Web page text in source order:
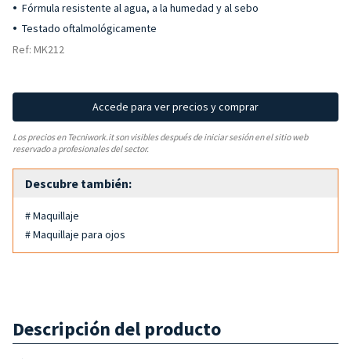
Fórmula resistente al agua, a la humedad y al sebo
Testado oftalmológicamente
Ref: MK212
Accede para ver precios y comprar
Los precios en Tecniwork.it son visibles después de iniciar sesión en el sitio web
reservado a profesionales del sector.
Descubre también:
# Maquillaje
# Maquillaje para ojos
Descripción del producto